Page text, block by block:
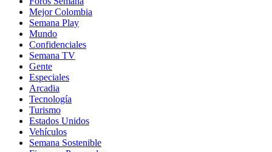
Mejor Colombia
Semana Play
Mundo
Confidenciales
Semana TV
Gente
Especiales
Arcadia
Tecnología
Turismo
Estados Unidos
Vehículos
Semana Sostenible